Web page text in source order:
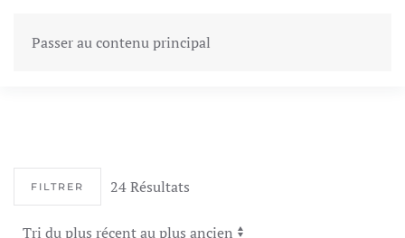
Passer au contenu principal
FILTRER 24 Résultats